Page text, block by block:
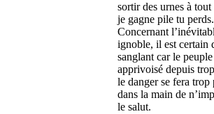
sortir des urnes à
je gagne pile tu perds.
Concernant
ignoble, il est certain
sanglant car le
apprivoisé depuis
le danger se fera
dans la main de
le salut.